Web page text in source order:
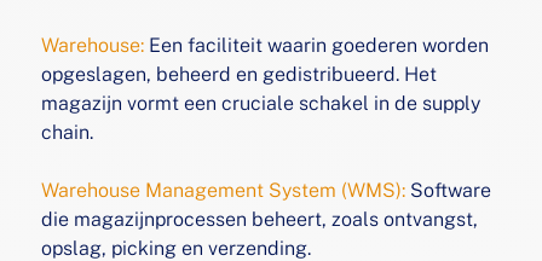
Warehouse: Een faciliteit waarin goederen worden
opgeslagen, beheerd en gedistribueerd. Het
magazijn vormt eencruciale schakel in de supply
chain.
Warehouse Management System (WMS): Software
die magazijnprocessen beheert, zoals ontvangst,
opslag, picking en verzending.